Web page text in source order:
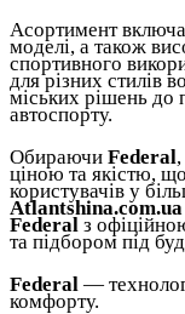
Асортимент
моделі, а також
спортивного
для різних стилів
міських рішень до
автоспорту.
Обираючи Federal
ціною та якістю,
користувачів у
Atlantshina.com.ua
Federal з
та підбором під
Federal —
комфорту.